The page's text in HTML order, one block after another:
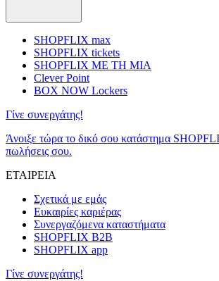
SHOPFLIX max
SHOPFLIX tickets
SHOPFLIX ΜΕ ΤΗ ΜΙΑ
Clever Point
BOX NOW Lockers
Γίνε συνεργάτης!
Άνοιξε τώρα το δικό σου κατάστημα
πωλήσεις σου.
ΕΤΑΙΡΕΙΑ
Σχετικά με εμάς
Ευκαιρίες καριέρας
Συνεργαζόμενα καταστήματα
SHOPFLIX B2B
SHOPFLIX app
Γίνε συνεργάτης!